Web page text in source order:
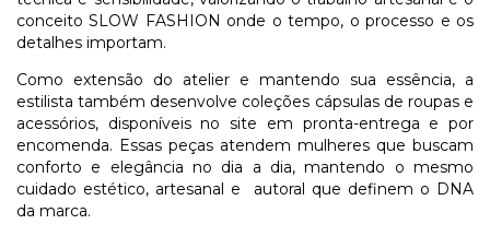
conceito SLOW FASHION onde o tempo, o processo e os
detalhes importam.
Como extensão do atelier e mantendo sua essência, a
estilista também desenvolve coleções cápsulas de roupas e
acessórios, disponíveis no site em pronta-entrega e por
encomenda. Essas peças atendem mulheres que buscam
conforto e elegância no dia a dia, mantendo o mesmo
cuidado estético, artesanal e autoral que definem o DNA
da marca.